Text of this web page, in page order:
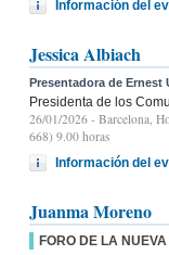
Información del
Jessica Albiach
Presentadora de Ernest
Presidenta de los
26/01/2026 - Barcelona,
668) 9.00 horas
Información del
Juanma Moreno
FORO DE LA